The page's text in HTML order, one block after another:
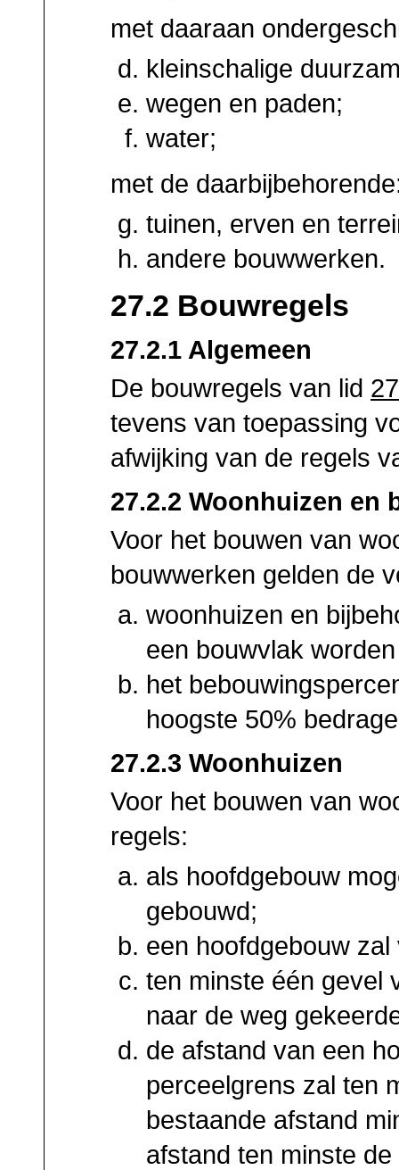
met daaraan
kleinschalige
wegen en paden;
water;
met de
tuinen, erven en
andere bouwwerken.
27.2 Bouwregels
27.2.1 Algemeen
De bouwregels van lid
tevens van toepassing
afwijking van de regels
27.2.2 Woonhuizen en
Voor het bouwen van
bouwwerken gelden de
woonhuizen en
een bouwvlak
het
hoogste 50%
27.2.3 Woonhuizen
Voor het bouwen van
regels:
als hoofdgebouw
gebouwd;
een hoofdgebouw
ten minste één gevel
naar de weg
de afstand van een
perceelgrens zal ten
bestaande afstand
afstand ten minste